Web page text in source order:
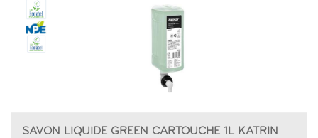
SAVON LIQUIDE GREEN CARTOUCHE 1L KATRIN